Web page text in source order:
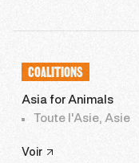
COALITIONS
Asia for Animals
Toute l'Asie, Asie
Voir